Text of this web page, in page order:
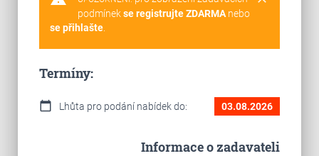
podmínekse registrujte ZDARMAnebo
se přihlašte.
Termíny:
calendar_today Lhůta pro podání nabídek do: 03.08.2026
Informace o zadavateli